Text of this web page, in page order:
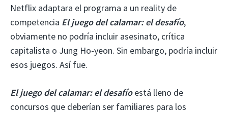
Netflix adaptara el programa a un reality de
competencia El juego del calamar: el desafío,
obviamente no podría incluir asesinato, crítica
capitalista o Jung Ho-yeon. Sin embargo, podría incluir
esos juegos. Así fue.
El juego del calamar: el desafíoestá lleno de
concursos que deberían ser familiares para los